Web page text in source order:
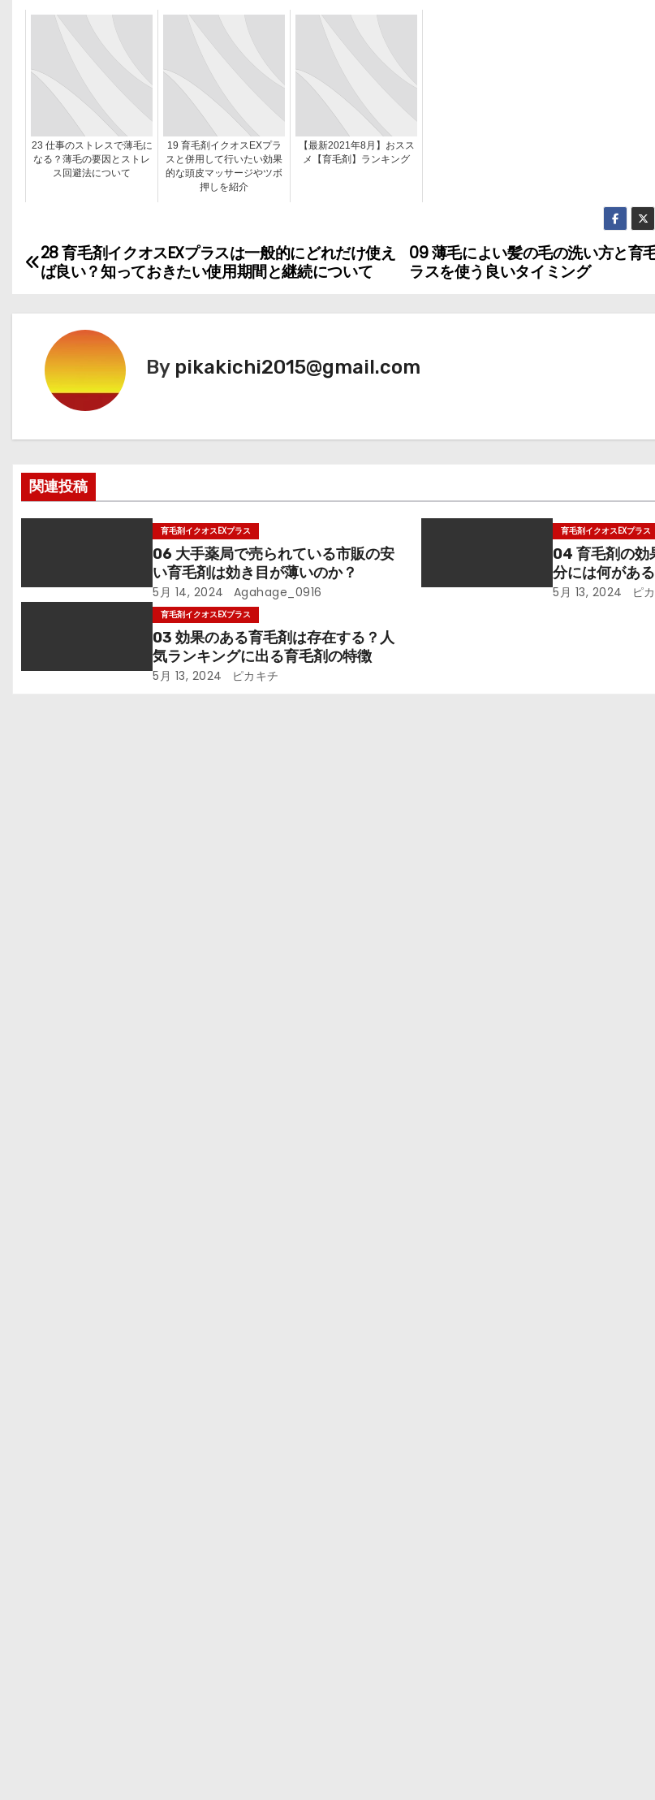
23 仕事のストレスで薄毛に
なる？薄毛の要因とストレ
ス回避法について
19 育毛剤イクオスEXプラ
スと併用して行いたい効果
的な頭皮マッサージやツボ
押しを紹介
【最新2021年8月】おスス
メ【育毛剤】ランキング
投
ビ
ゲ
シ
ョ
09 薄毛によい髪の毛の洗い方と育
ラスを使う良いタイミング
28 育毛剤イクオスEXプラスは一般的にどれだけ使え
ば良い？知っておきたい使用期間と継続について
By pikakichi2015@gmail.com
関連投稿
育毛剤イクオスEXプラス
06 大手薬局で売られている市販の安
い育毛剤は効き目が薄いのか？
5月 14, 2024 Agahage_0916
育毛剤イクオスEXプラス
04 育毛剤の効
分には何があ
5月 13, 2024 ピ
育毛剤イクオスEXプラス
03 効果のある育毛剤は存在する？人
気ランキングに出る育毛剤の特徴
5月 13, 2024 ピカキチ